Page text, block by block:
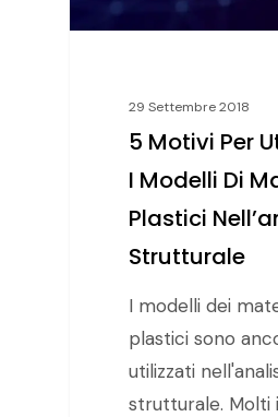
29 Settembre 2018
5 Motivi Per
I Modelli Di
Plastici
Strutturale
I modelli dei
plastici sono
utilizzati
strutturale. Molti